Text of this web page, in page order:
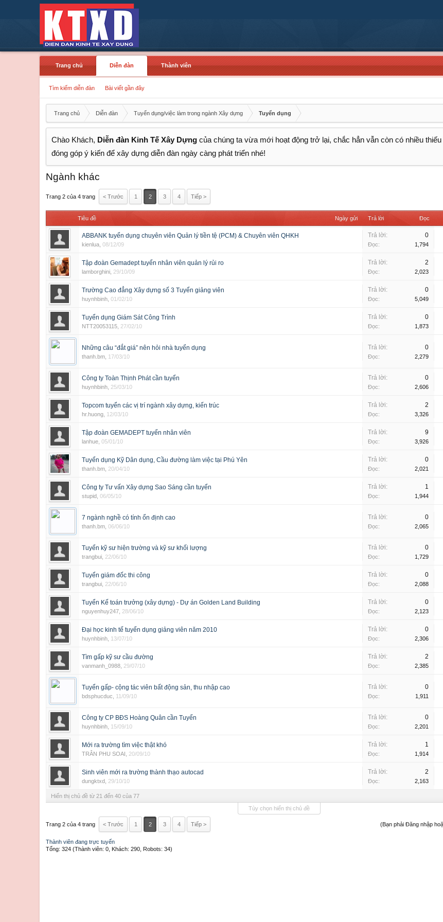
Trang chủ
Diễn đàn
Tìm kiếm diễn đàn Bài viết gần đây
Thành viên
Trang chủ Diễn đàn Tuyển dụng/việc làm trong ngành Xây dựng Tuyển dụng
Chào Khách, Diễn đàn Kinh Tế Xây Dựng của chúng ta vừa mới hoạt động trở lại, chắc hẳn vẫn còn có nhiều
đóng góp ý kiến để xây dựng diễn đàn ngày càng phát triển nhé!
Ngành khác
Trang 2 của 4 trang < Trước 1 2 3 4 Tiếp >
Tiêu đề Ngày gửi Trả lời Đọc
ABBANK tuyển dụng chuyên viên Quản lý tiền tệ (PCM) & Chuyên viên QHKH
kienlua 08/12/09
Trả lời: 0
Đọc: 1,794
Tập đoàn Gemadept tuyển nhân viên quản lý rủi ro
lamborghini 29/10/09
Trả lời: 2
Đọc: 2,023
Trường Cao đẳng Xây dựng số 3 Tuyển giảng viên
huynhbinh 01/02/10
Trả lời: 0
Đọc: 5,049
Tuyển dụng Giám Sát Công Trình
NTT20053115 27/02/10
Trả lời: 0
Đọc: 1,873
Những câu “đắt giá” nên hỏi nhà tuyển dụng
thanh.bm 17/03/10
Trả lời: 0
Đọc: 2,279
Công ty Toàn Thịnh Phát cần tuyển
huynhbinh 25/03/10
Trả lời: 0
Đọc: 2,606
Topcom tuyển các vị trí ngành xây dựng, kiến trúc
hr.huong 12/03/10
Trả lời: 2
Đọc: 3,326
Tập đoàn GEMADEPT tuyển nhân viên
lanhue 05/01/10
Trả lời: 9
Đọc: 3,926
Tuyển dụng Kỹ Dân dụng, Cầu đường làm việc tại Phú Yên
thanh.bm 20/04/10
Trả lời: 0
Đọc: 2,021
Công ty Tư vấn Xây dựng Sao Sáng cần tuyển
stupid 06/05/10
Trả lời: 1
Đọc: 1,944
7 ngành nghề có tính ổn định cao
thanh.bm 06/06/10
Trả lời: 0
Đọc: 2,065
Tuyển kỹ sư hiện trường và kỹ sư khối lượng
trangbui 22/06/10
Trả lời: 0
Đọc: 1,729
Tuyển giám đốc thi công
trangbui 22/06/10
Trả lời: 0
Đọc: 2,088
Tuyển Kế toán trưởng (xây dựng) - Dự án Golden Land Building
nguyenhuy247 28/06/10
Trả lời: 0
Đọc: 2,123
Đại học kinh tế tuyển dụng giảng viên năm 2010
huynhbinh 13/07/10
Trả lời: 0
Đọc: 2,306
Tìm gấp kỹ sư cầu đường
vanmanh_0988 29/07/10
Trả lời: 2
Đọc: 2,385
Tuyển gấp- cộng tác viên bất động sản, thu nhập cao
bdsphucduc 11/09/10
Trả lời: 0
Đọc: 1,911
Công ty CP BĐS Hoàng Quân cần Tuyển
huynhbinh 15/09/10
Trả lời: 0
Đọc: 2,201
Mới ra trường tìm việc thật khó
TRÂN PHU SOAI 20/09/10
Trả lời: 1
Đọc: 1,914
Sinh viên mới ra trường thành thạo autocad
dungktxd 29/10/10
Trả lời: 2
Đọc: 2,163
Hiển thị chủ đề từ 21 đến 40 của 77
Tùy chọn hiển thị chủ đề
(Bạn phải Đăng nhập
Trang 2 của 4 trang < Trước 1 2 3 4 Tiếp >
Thành viên đang trực tuyến
Tổng: 324 (Thành viên: 0, Khách: 290, Robots: 34)